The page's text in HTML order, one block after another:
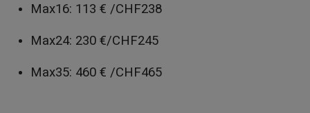
Max16: 113 € /CHF238
Max24: 230 €/CHF245
Max35: 460 € /CHF465